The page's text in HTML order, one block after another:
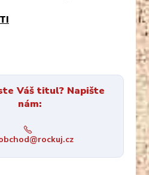
Váš titul? Napište
nám: